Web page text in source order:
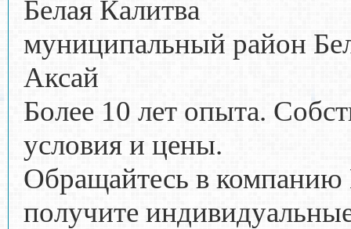
Белая Калитва
муниципальный район
Аксай
Более 10 лет опыта.
условия и цены.
Обращайтесь в компанию
получите